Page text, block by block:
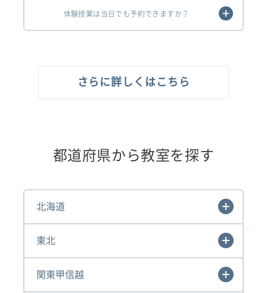
体験授業は当日でも予約できますか？
さらに詳しくはこちら
都道府県から教室を探す
北海道
東北
関東甲信越